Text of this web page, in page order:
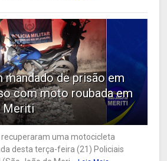
mandado de prisão em
com moto roubada em
Meriti
recuperaram uma motocicleta
desta terça-feira (21) Policiais